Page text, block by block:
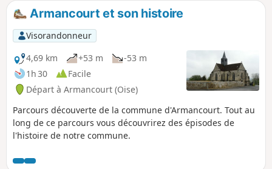
Armancourt et son histoire
Visorandonneur
4,69 km
+53 m
-53 m
1h 30
Facile
Départ à Armancourt (Oise)
Parcours découverte de la commune d'Armancourt. Tout au
long de ce parcours vous découvrirez des épisodes de
l'histoire de notre commune.